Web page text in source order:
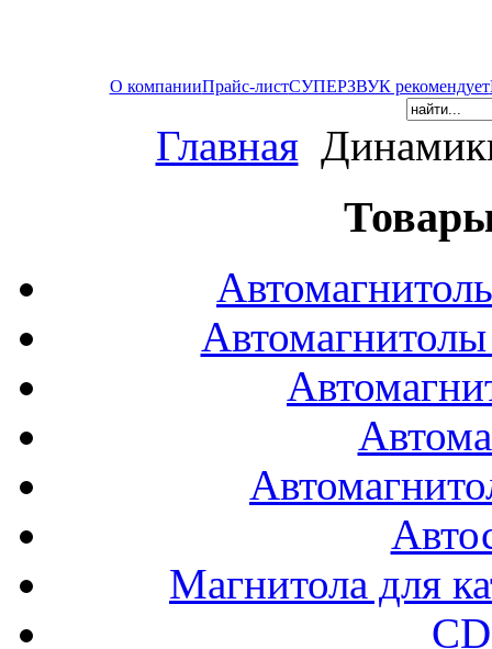
О компанииПрайс-листСУПЕРЗВУК рекомендует
Главная
Магнитола для